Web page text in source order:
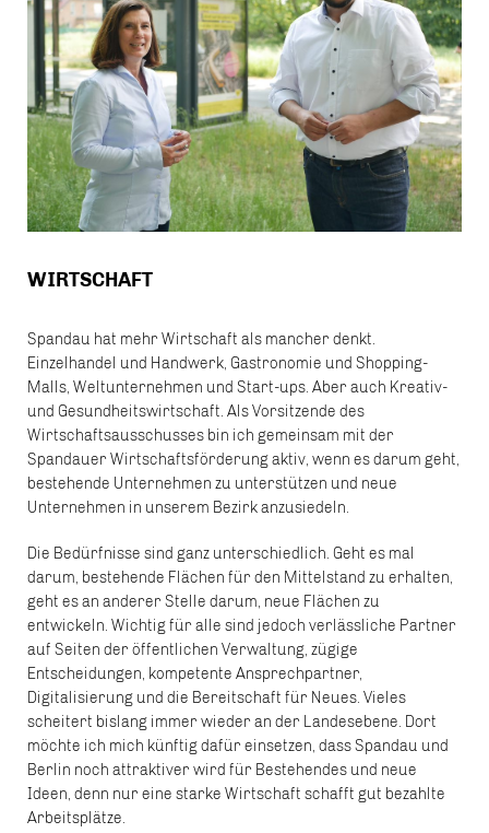
WIRTSCHAFT
Spandau hat mehr Wirtschaft als mancher denkt.
Einzelhandel und Handwerk, Gastronomie und Shopping-
Malls, Weltunternehmen und Start-ups. Aber auch Kreativ-
und Gesundheitswirtschaft. Als Vorsitzende des
Wirtschaftsausschusses bin ich gemeinsam mit der
Spandauer Wirtschaftsförderung aktiv, wenn es darum geht,
bestehende Unternehmen zu unterstützen und neue
Unternehmen in unserem Bezirk anzusiedeln.
Die Bedürfnisse sind ganz unterschiedlich. Geht es mal
darum, bestehende Flächen für den Mittelstand zu erhalten,
geht es an anderer Stelle darum, neue Flächen zu
entwickeln. Wichtig für alle sind jedoch verlässliche Partner
auf Seiten der öffentlichen Verwaltung, zügige
Entscheidungen, kompetente Ansprechpartner,
Digitalisierung und die Bereitschaft für Neues. Vieles
scheitert bislang immer wieder an der Landesebene. Dort
möchte ich mich künftig dafür einsetzen, dass Spandau und
Berlin noch attraktiver wird für Bestehendes und neue
Ideen, denn nur eine starke Wirtschaft schafft gut bezahlte
Arbeitsplätze.